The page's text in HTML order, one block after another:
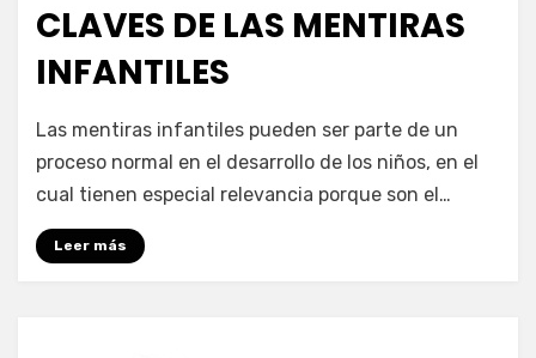
CLAVES DE LAS MENTIRAS
INFANTILES
Enrique
Las mentiras infantiles pueden ser parte de un
proceso normal en el desarrollo de los niños, en el
cual tienen especial relevancia porque son el…
Leer más